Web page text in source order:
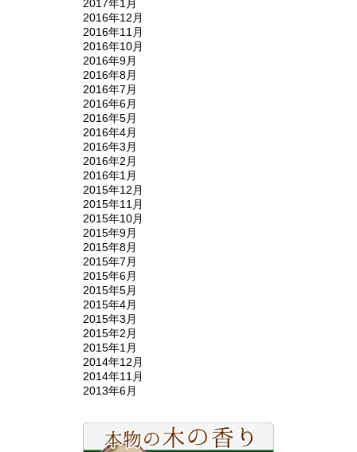
2017年1月
2016年12月
2016年11月
2016年10月
2016年9月
2016年8月
2016年7月
2016年6月
2016年5月
2016年4月
2016年3月
2016年2月
2016年1月
2015年12月
2015年11月
2015年10月
2015年9月
2015年8月
2015年7月
2015年6月
2015年5月
2015年4月
2015年3月
2015年2月
2015年1月
2014年12月
2014年11月
2013年6月